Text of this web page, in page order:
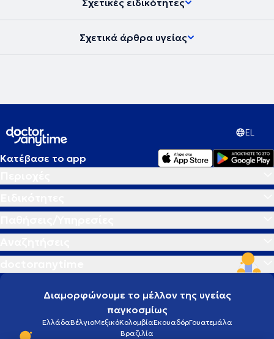
Σχετικές ειδικότητες
Σχετικά άρθρα υγείας
EL
Κατέβασε το app
Διαμορφώνουμε το μέλλον της υγείας
παγκοσμίως
ΕλλάδαΒέλγιοΜεξικόΚολομβίαΕκουαδόρΓουατεμάλα
Βραζιλία